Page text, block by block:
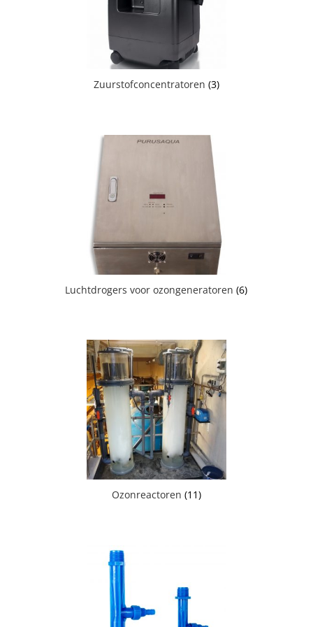
Zuurstofconcentratoren (3)
Luchtdrogers voor ozongeneratoren(6)
Ozonreactoren (11)